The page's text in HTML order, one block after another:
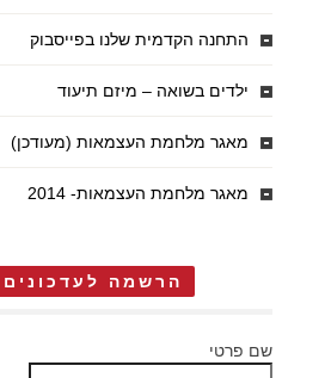
התחנה הקדמית שלנו בפייסבוק
ילדים בשואה – מיזם תיעוד
מאגר מלחמת העצמאות (מעודכן)
מאגר מלחמת העצמאות- 2014
הרשמה לעדכונים
שם פרטי